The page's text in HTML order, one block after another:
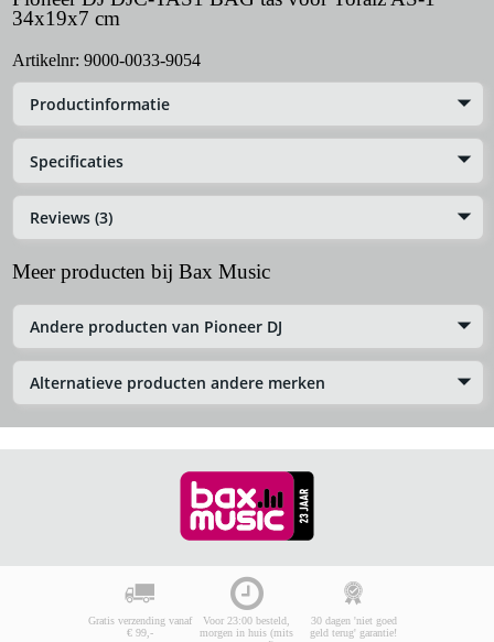
34x19x7 cm
Artikelnr: 9000-0033-9054
Productinformatie
Specificaties
Reviews (3)
Meer producten bij Bax Music
Andere producten van Pioneer DJ
Alternatieve producten andere merken
Gratis verzending vanaf
€ 99,-
Voor 23:00 besteld,
morgen in huis (mits
30 dagen 'niet goed
geld terug' garantie!